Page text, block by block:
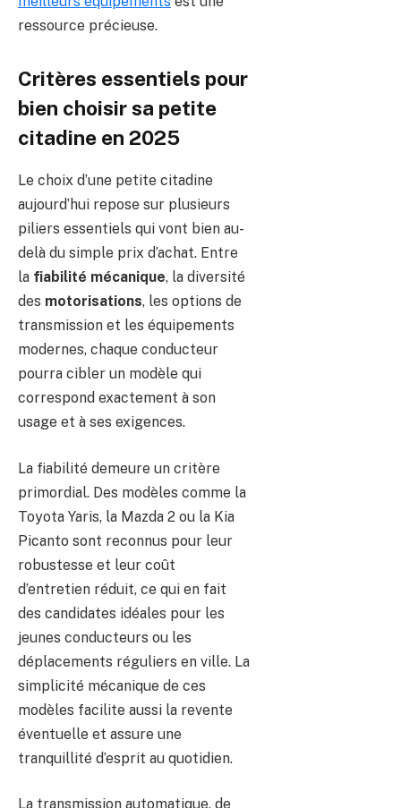
ressource précieuse.
Critères essentiels pour
bien choisir sa petite
citadine en 2025
Le choix d’une petite citadine
aujourd’hui repose sur plusieurs
piliers essentiels qui vont bien au-
delà du simple prix d’achat. Entre
la fiabilité mécanique, la diversité
des motorisations, les options de
transmission et les équipements
modernes, chaque conducteur
pourra cibler un modèle qui
correspond exactement à son
usage et à ses exigences.
La fiabilité demeure un critère
primordial. Des modèles comme la
Toyota Yaris, la Mazda 2 ou la Kia
Picanto sont reconnus pour leur
robustesse et leur coût
d’entretien réduit, ce qui en fait
des candidates idéales pour les
jeunes conducteurs ou les
déplacements réguliers en ville. La
simplicité mécanique de ces
modèles facilite aussi la revente
éventuelle et assure une
tranquillité d’esprit au quotidien.
La transmission automatique, de